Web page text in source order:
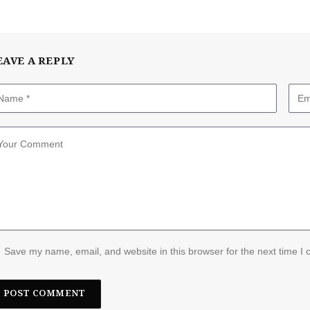
A REPLY
Save my name, email, and website in this browser for the next time I